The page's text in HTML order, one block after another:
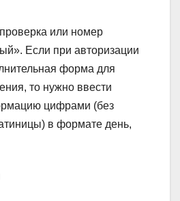
или номер
Если при авторизации
форма для
то нужно ввести
цифрами (без
в формате день,